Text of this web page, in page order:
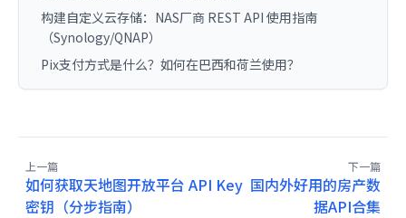
构建自定义云存储：NAS厂商 REST API 使用指南
（Synology/QNAP）
Pix支付方式是什么？如何在巴西和荷兰使用？
上一篇
如何获取天地图开放平台 API Key
密钥（分步指南）
下一篇
国内外好用的房产数
据API合集